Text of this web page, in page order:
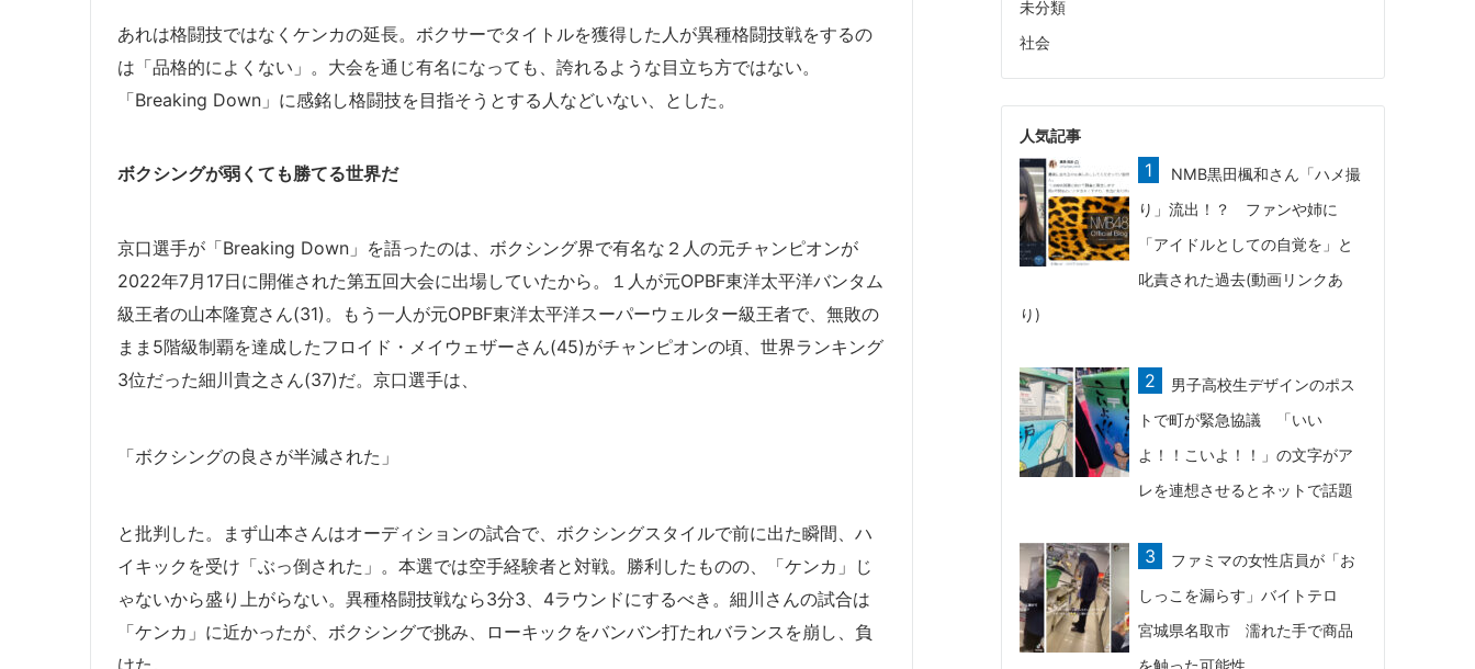
あれは格闘技ではなくケンカの延長。ボクサーでタイトルを獲得した人が異種格闘技戦をするの
は「品格的によくない」。大会を通じ有名になっても、誇れるような目立ち方ではない。
「Breaking Down」に感銘し格闘技を目指そうとする人などいない、とした。
ボクシングが弱くても勝てる世界だ
京口選手が「Breaking Down」を語ったのは、ボクシング界で有名な２人の元チャンピオンが
2022年7月17日に開催された第五回大会に出場していたから。１人が元OPBF東洋太平洋バンタム
級王者の山本隆寛さん(31)。もう一人が元OPBF東洋太平洋スーパーウェルター級王者で、無敗の
まま5階級制覇を達成したフロイド・メイウェザーさん(45)がチャンピオンの頃、世界ランキング
3位だった細川貴之さん(37)だ。京口選手は、
「ボクシングの良さが半減された」
と批判した。まず山本さんはオーディションの試合で、ボクシングスタイルで前に出た瞬間、ハ
イキックを受け「ぶっ倒された」。本選では空手経験者と対戦。勝利したものの、「ケンカ」じ
ゃないから盛り上がらない。異種格闘技戦なら3分3、4ラウンドにするべき。細川さんの試合は
「ケンカ」に近かったが、ボクシングで挑み、ローキックをバンバン打たれバランスを崩し、負
未分類
社会
人気記事
NMB黒田楓和さん「ハメ撮
り」流出！？ ファンや姉に
「アイドルとしての自覚を」と
叱責された過去(動画リンクあ
り)
男子高校生デザインのポス
トで町が緊急協議 「いい
よ！！こいよ！！」の文字がア
レを連想させるとネットで話題
ファミマの女性店員が「お
しっこを漏らす」バイトテロ
宮城県名取市 濡れた手で商品
を触った可能性